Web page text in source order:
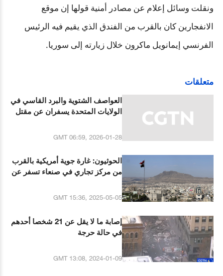
ونقلت وسائل إعلام عن مصادر أمنية قولها إن موقع
الانفجارين كان بالقرب من الفندق الذي يقيم فيه الرئيس
الفرنسي إيمانويل ماكرون خلال زيارته إلى سوريا.
متعلقات
العواصف الشتوية والبرد القاسي في
الولايات المتحدة يسفران عن مقتل
GMT 06:59, 2026-01-28
الحوثيون: غارة جوية أمريكية بالقرب
من مركز تجاري في صنعاء تسفر عن
GMT 15:36, 2025-05-05
إصابة ما لا يقل عن 21 شخصا أحدهم
في حالة حرجة
GMT 13:08, 2024-01-09